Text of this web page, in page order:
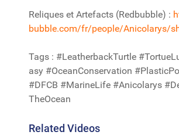
Reliques et Artefacts (Redbubble) :
bubble.com/fr/people/Anicolarys/
Tags : #LeatherbackTurtle
asy #OceanConservation
#DFCB #MarineLife #Anicolarys
TheOcean
Related Videos